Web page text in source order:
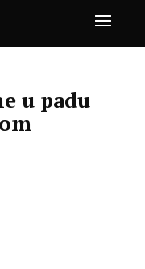
u padu